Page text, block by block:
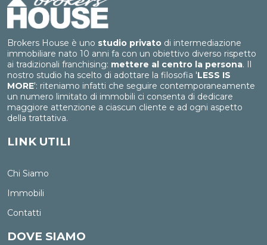
Brokers House è uno studio privato di intermediazione
immobiliare nato 10 anni fa con un obiettivo diverso rispetto
ai tradizionali franchising: mettere al centro la persona. Il
nostro studio ha scelto di adottare la filosofia 'LESS IS
MORE': riteniamo infatti che seguire contemporaneamente
un numero limitato di immobili ci consenta di dedicare
maggiore attenzione a ciascun cliente e ad ogni aspetto
della trattativa.
LINK UTILI
Chi Siamo
Immobili
Contatti
DOVE SIAMO